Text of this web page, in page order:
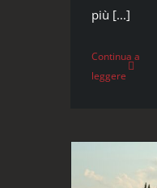
più [...]
Continua a
leggere